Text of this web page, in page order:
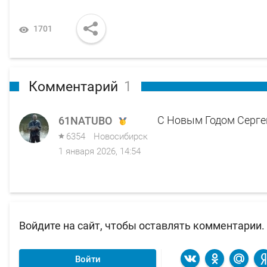
1701
Комментарий 1
61NATUBO
6354
Новосибирск
1 января 2026, 14:54
С Новым Годом
Войдите на сайт, чтобы оставлять комментарии.
Войти